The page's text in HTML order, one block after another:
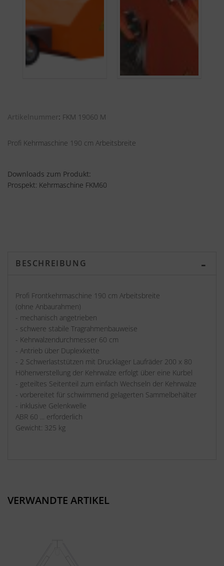
Artikelnummer FKM 19060 M
Profi Kehrmaschine 190 cm Arbeitsbreite
Downloads zum Produkt:
Prospekt: Kehrmaschine FKM60
BESCHREIBUNG
Profi Frontkehrmaschine 190 cm Arbeitsbreite
(ohne Anbaurahmen)
- mechanisch angetrieben
- schwere stabile Tragrahmenbauweise
- Kehrwalzendurchmesser 60 cm
- Antrieb über Duplexkette
- 2 Schwerlaststützen mit Drucklager Laufräder 200 x 80
Höhenverstellung der Kehrwalze erfolgt über eine Kurbel
- geteiltes Seitenteil zum einfach Wechseln der Kehrwalze
- vorbereitet für schwimmend gelagerten Sammelbehälter
- inklusive Gelenkwelle
ABR 60 ... erforderlich
Gewicht: 325 kg
VERWANDTE ARTIKEL